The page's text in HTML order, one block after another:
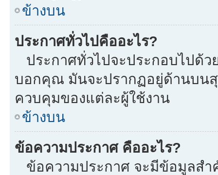
ข้างบน
ประกาศทั่วไปคืออะไร?
ประกาศทั่วไปจะประกอบไปด้
บอกคุณ มันจะปรากฏอยู่ด้านบน
ควบคุมของแต่ละผู้ใช้งาน
ข้างบน
ข้อความประกาศ คืออะไร?
ข้อความประกาศ จะมีข้อมูลส